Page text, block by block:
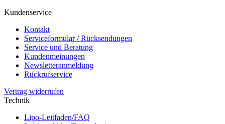
Kundenservice
Kontakt
Serviceformular / Rücksendungen
Service und Beratung
Kundenmeinungen
Newsletteranmeldung
Rückrufservice
Vertrag widerrufen
Technik
Lipo-Leitfaden/FAQ